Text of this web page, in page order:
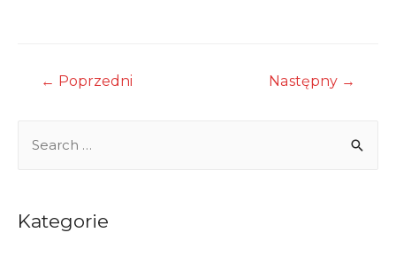
Nawigacja
← Poprzedni Następny →
rKategorie